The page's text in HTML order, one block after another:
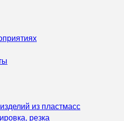
из пластмасс
резка